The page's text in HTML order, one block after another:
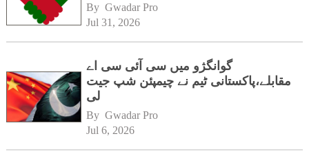
By Gwadar Pro
Jul 31, 2026
گوانگژو میں سی آئی سی اے
مقابلے،پاکستانی ٹیم نے چیمپئن شپ جیت
لی
By Gwadar Pro
Jul 6, 2026